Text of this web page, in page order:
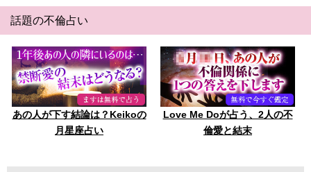
話題の不倫占い
あの人が下す結論は？Keikoの
月星座占い
Love Me Doが占う、2人の不
倫愛と結末